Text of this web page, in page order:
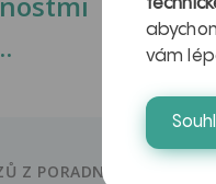
Z PORADNY
vám